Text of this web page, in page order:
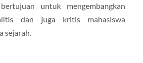
untuk mengembangkan
dan juga kritis mahasiswa
sejarah.